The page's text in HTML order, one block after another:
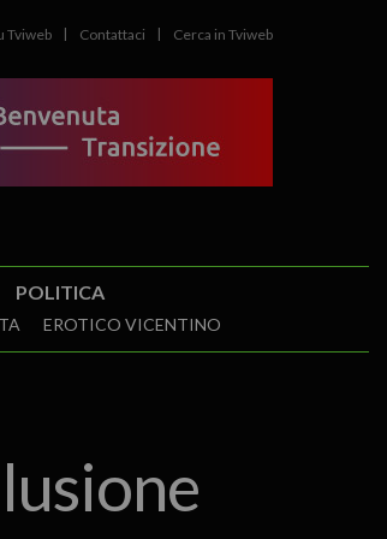
Tviweb Contattaci Cerca in Tviweb
POLITICA
EROTICO VICENTINO